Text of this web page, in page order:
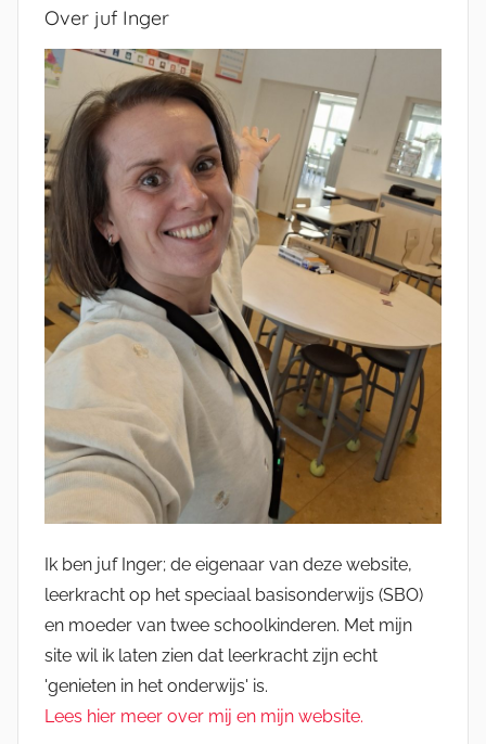
Over juf Inger
Ik ben juf Inger; de eigenaar van deze website,
leerkracht op het speciaal basisonderwijs (SBO)
en moeder van twee schoolkinderen. Met mijn
site wil ik laten zien dat leerkracht zijn echt
'genieten in het onderwijs' is.
Lees hier meer over mij en mijn website.